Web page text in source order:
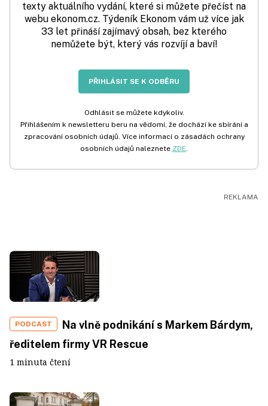
texty aktuálního vydání, které si můžete přečíst na
webu ekonom.cz. Týdeník Ekonom vám už více jak
33 let přináší zajímavý obsah, bez kterého
nemůžete být, který vás rozvíjí a baví!
PŘIHLÁSIT SE K ODBĚRU
Odhlásit se můžete kdykoliv.
Přihlášením k newsletteru beru na vědomí, že dochází ke sbírání a
zpracování osobních údajů. Více informací o zásadách ochrany
osobních údajů naleznete ZDE.
PODCAST
Na vlně podnikání s Markem Bárdym,
ředitelem firmy VR Rescue
1 minuta čtení